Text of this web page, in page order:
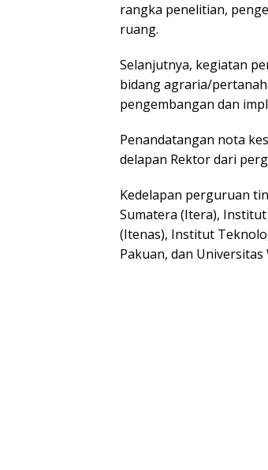
rangka penelitian,
ruang.
Selanjutnya, kegiatan
bidang agraria/
pengembangan dan
Penandatangan nota
delapan Rektor dari
Kedelapan perguruan
Sumatera (Itera),
(Itenas), Institut
Pakuan, dan Universitas